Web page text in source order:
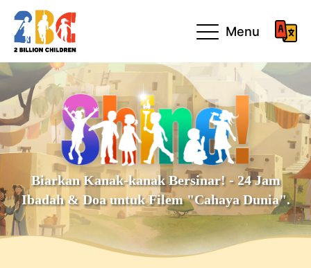
Menu
Biarkan Kanak-kanak Bersinar! - 24 Jam
Ibadah & Doa untuk Filem "Cahaya Dunia".